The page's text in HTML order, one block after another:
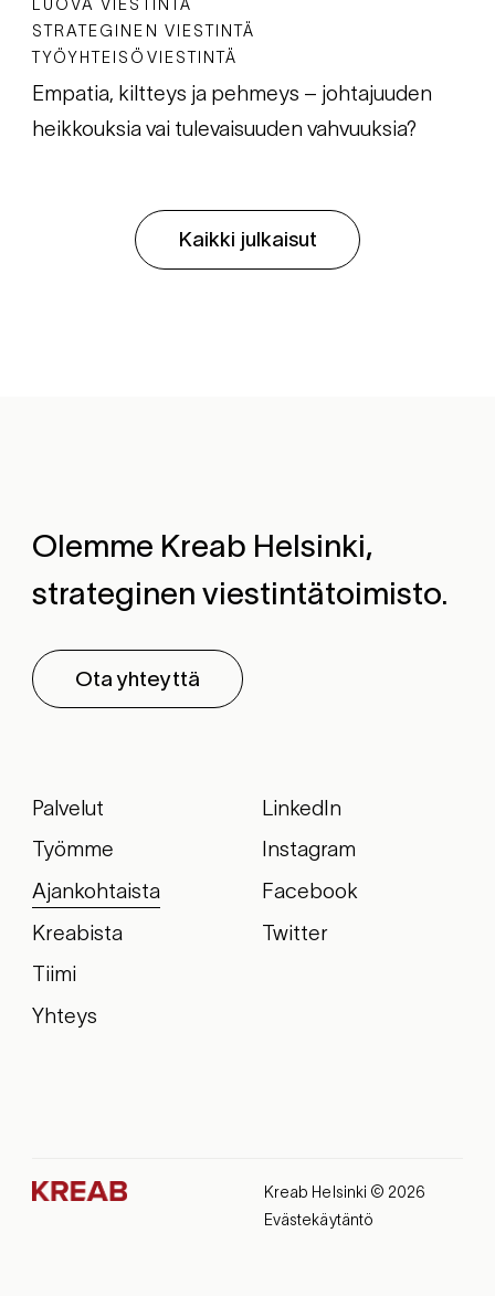
LUOVA VIESTINTÄ
STRATEGINEN VIESTINTÄ
TYÖYHTEISÖVIESTINTÄ
Empatia, kiltteys ja pehmeys – johtajuuden
heikkouksia vai tulevaisuuden vahvuuksia?
Kaikki julkaisut
Olemme Kreab Helsinki,
strateginen viestintätoimisto.
Ota yhteyttä
Palvelut
Työmme
Ajankohtaista
Kreabista
Tiimi
Yhteys
LinkedIn
Instagram
Facebook
Twitter
Kreab Helsinki © 2026
Evästekäytäntö